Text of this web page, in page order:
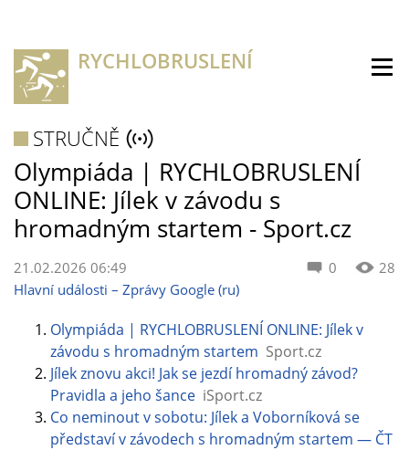
RYCHLOBRUSLENÍ
STRUČNĚ
Olympiáda | RYCHLOBRUSLENÍ
ONLINE: Jílek v závodu s
hromadným startem - Sport.cz
0 28
21.02.2026 06:49
Hlavní události – Zprávy Google (ru)
Olympiáda | RYCHLOBRUSLENÍ ONLINE: Jílek v
závodu s hromadným startem Sport.cz
Jílek znovu akci! Jak se jezdí hromadný závod?
Pravidla a jeho šance iSport.cz
Co neminout v sobotu: Jílek a Voborníková se
představí v závodech s hromadným startem — ČT